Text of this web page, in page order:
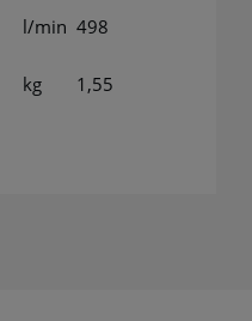
l/min 498
kg 1,55